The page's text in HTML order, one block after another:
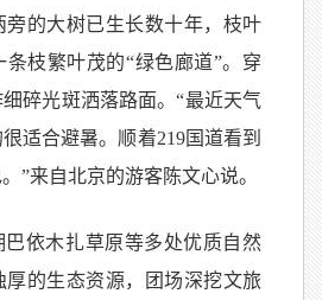
旁的大树已生长数十年，枝叶
枝繁叶茂的“绿色廊道”。穿
碎光斑洒落路面。“最近天气
适合避暑。顺着219国道看到
”来自北京的游客陈文心说。
巴依木扎草原等多处优质自然
厚的生态资源，团场深挖文旅